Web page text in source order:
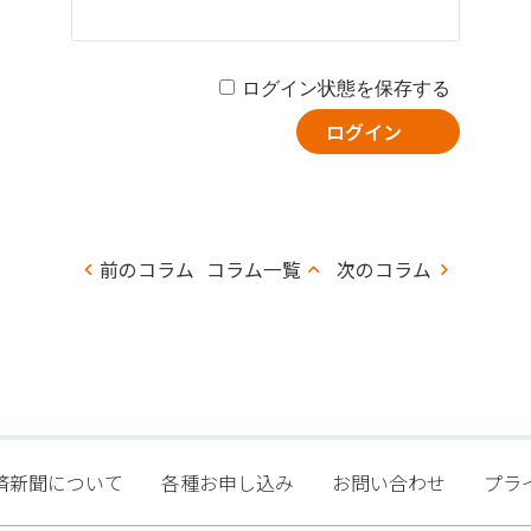
ログイン状態を保存する
コ
ビ
ゲー
前のコラム 次のコラム
コラム一覧
新聞について 各種お申し込み お問い合わせ プラ